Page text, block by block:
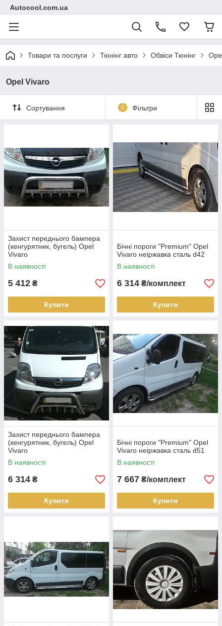
Autocool.com.ua
Товари та послуги Тюнінг авто Обвіси Тюнінг
Opel Vivaro
Сортування 0 Фільтри
Захист переднього бампера
(кенгурятник, бугель) Opel
Vivaro
В наявності
5 412 ₴
Купити
Бічні пороги "Premium" Opel
Vivaro неіржавка сталь d42
В наявності
6 314 ₴/комплект
Купити
Захист переднього бампера
(кенгурятник, бугель) Opel
Vivaro
В наявності
6 314 ₴
Купити
Бічні пороги "Premium" Opel
Vivaro неіржавка сталь d51
В наявності
7 667 ₴/комплект
Купити